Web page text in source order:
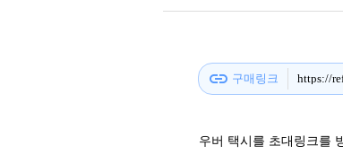
link 구매링크 https://
우버 택시를 초대링크를